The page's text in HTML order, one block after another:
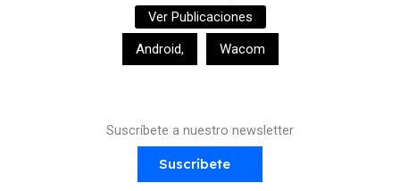
Ver Publicaciones
Android, Wacom
Suscríbete a nuestro newsletter
Suscríbete